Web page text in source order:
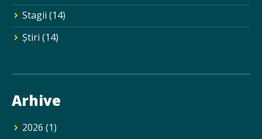
Stagii (14)
Ştiri (14)
Arhive
2026 (1)